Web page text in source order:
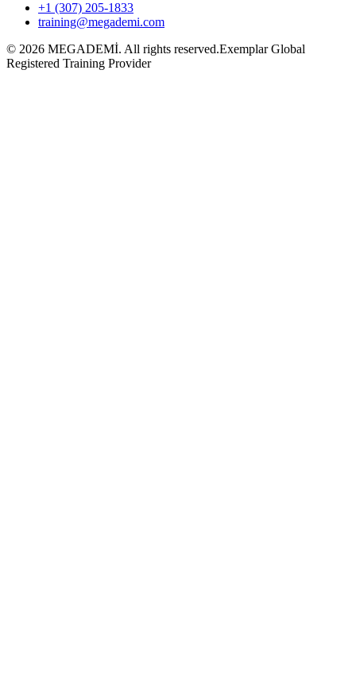
+1 (307) 205-1833
training@megademi.com
© 2026 MEGADEMİ. All rights reserved.Exemplar Global
Registered Training Provider